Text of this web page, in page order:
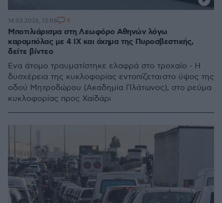
Μποτιλιάρισμα στη Λεωφόρο Αθηνών λόγω
καραμπόλας με 4 ΙΧ και όχημα της Πυροσβεστικής,
δείτε βίντεο
Ένα άτομο τραυματίστηκε ελαφρά στο τροχαίο - Η
δυσχέρεια της κυκλοφορίας εντοπίζεται στο ύψος της
οδού Μητροδώρου (Ακαδημία Πλάτωνος), στο ρεύμα
κυκλοφορίας προς Χαϊδάρι
14.03.2026, 13:06 6